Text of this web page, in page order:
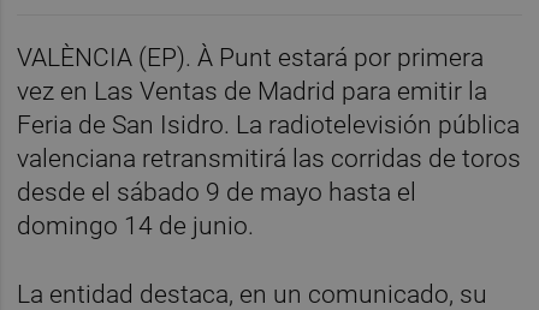
VALÈNCIA (EP). À Punt estará por primera
vez en Las Ventas de Madrid para emitir la
Feria de San Isidro. La radiotelevisión pública
valenciana retransmitirá las corridas de toros
desde el sábado 9 de mayo hasta el
domingo 14 de junio.
La entidad destaca, en un comunicado, su